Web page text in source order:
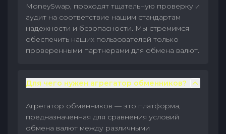
MoneySwap, проходят тщательную проверку и
аудит на соответствие нашим стандартам
надежности и безопасности. Мы стремимся
обеспечить наших пользователей только
проверенными партнерами для обмена валют.
Для чего нужен агрегатор обменников?
Агрегатор обменников — это платформа,
предназначенная для сравнения условий
обмена валют между различными